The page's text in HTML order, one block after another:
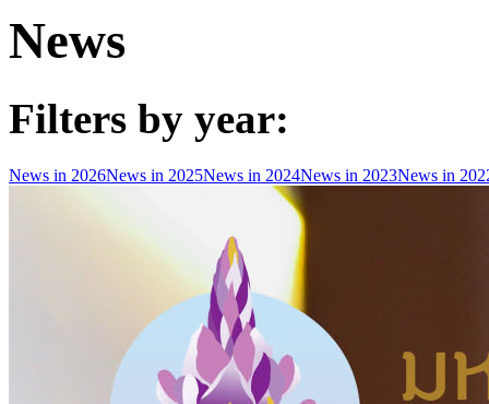
News
Filters by year:
News in 2026News in 2025News in 2024News in 2023News in